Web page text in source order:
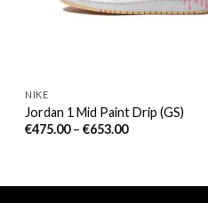
NIKE
Jordan 1 Mid Paint Drip (GS)
€475.00–€653.00